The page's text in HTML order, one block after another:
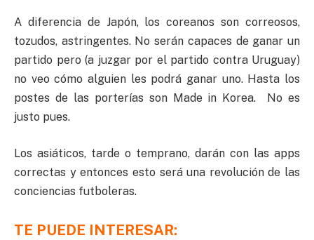
A diferencia de Japón, los coreanos son correosos,
tozudos, astringentes. No serán capaces de ganar un
partido pero (a juzgar por el partido contra Uruguay)
no veo cómo alguien les podrá ganar uno. Hasta los
postes de las porterías son Made in Korea. No es
justo pues.
Los asiáticos, tarde o temprano, darán con las apps
correctas y entonces esto será una revolución de las
conciencias futboleras.
TE PUEDE INTERESAR: